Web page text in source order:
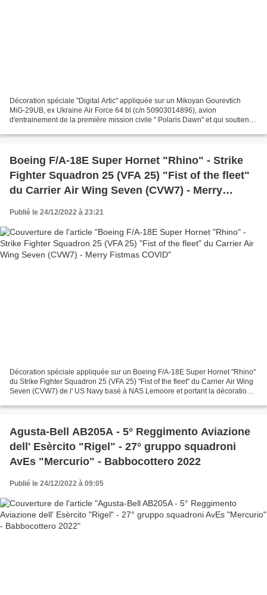
Décoration spéciale "Digital Artic" appliquée sur un Mikoyan Gourevtich
MiG-29UB, ex Ukraine Air Force 64 bl (c/n 50903014896), avion
d'entrainement de la première mission civile " Polaris Dawn" et qui soutien
Boeing F/A-18E Super Hornet "Rhino" - Strike
Fighter Squadron 25 (VFA 25) "Fist of the fleet"
du Carrier Air Wing Seven (CVW7) - Merry
Fistmas COVID
Publié le 24/12/2022 à 23:21
Décoration spéciale appliquée sur un Boeing F/A-18E Super Hornet "Rhino"
du Strike Fighter Squadron 25 (VFA 25) "Fist of the fleet" du Carrier Air Wing
Seven (CVW7) de l' US Navy basé à NAS Lemoore et portant la décoration
Agusta-Bell AB205A - 5° Reggimento Aviazione
dell' Esèrcito "Rigel" - 27° gruppo squadroni
AvEs "Mercurio" - Babbocottero 2022
Publié le 24/12/2022 à 09:05